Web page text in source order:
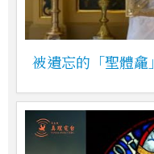
被遺忘的「聖體龕」